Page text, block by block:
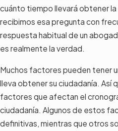
cuánto tiempo llevará obtener la
recibimos esa pregunta con
respuesta habitual de un
es realmente la verdad.
Muchos factores pueden tener
lleva obtener su ciudadanía. Así
factores que afectan el
ciudadanía. Algunos de estos
definitivas, mientras que otros